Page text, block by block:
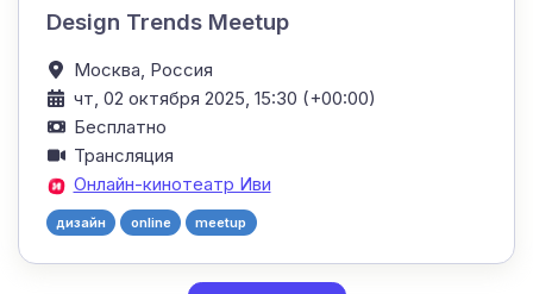
Design Trends Meetup
Москва, Россия
чт, 02 октября 2025, 15:30 (+00:00)
Бесплатно
Трансляция
Онлайн-кинотеатр Иви
дизайн online meetup